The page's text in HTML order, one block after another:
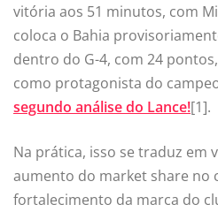
vitória aos 51 minutos, com
coloca o Bahia
dentro do G-4, com 24
como protagonista do
segundo análise do Lance![1].
Na prática, isso se traduz em
aumento do market share no
fortalecimento da marca do